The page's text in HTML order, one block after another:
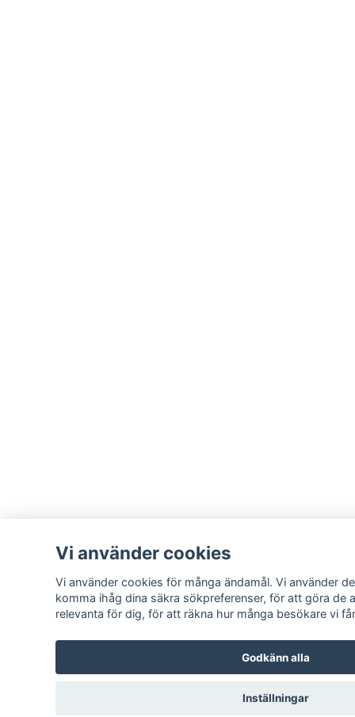
Vi använder cookies
Vi använder cookies för många ändamål. Vi använder
komma ihåg dina säkra sökpreferenser, för att göra de
relevanta för dig, för att räkna hur många besökare vi
Godkänn alla
Inställningar